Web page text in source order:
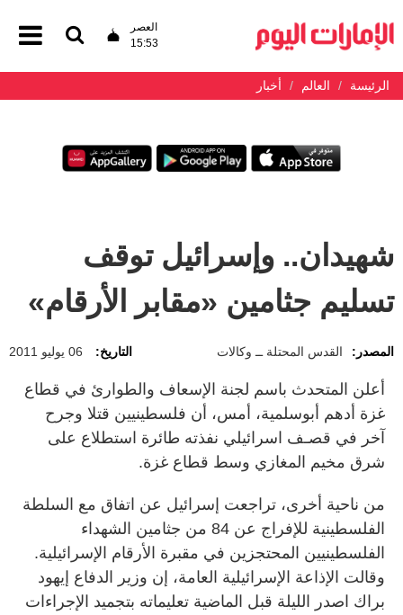
العصر
15:53
الرئيسة العالم أخبار
شهيدان.. وإسرائيل توقف
تسليم جثامين «مقابر الأرقام»
المصدر: القدس المحتلة ــ وكالات التاريخ: 06 يوليو 2011
أعلن المتحدث باسم لجنة الإسعاف والطوارئ في قطاع
غزة أدهم أبوسلمية، أمس، أن فلسطينيين قتلا وجرح
آخر في قصـف اسرائيلي نفذته طائرة استطلاع على
شرق مخيم المغازي وسط قطاع غزة.
من ناحية أخرى، تراجعت إسرائيل عن اتفاق مع السلطة
الفلسطينية للإفراج عن 84 من جثامين الشهداء
الفلسطينيين المحتجزين في مقبرة الأرقام الإسرائيلية.
وقالت الإذاعة الإسرائيلية العامة، إن وزير الدفاع إيهود
براك اصدر الليلة قبل الماضية تعليماته بتجميد الإجراءات